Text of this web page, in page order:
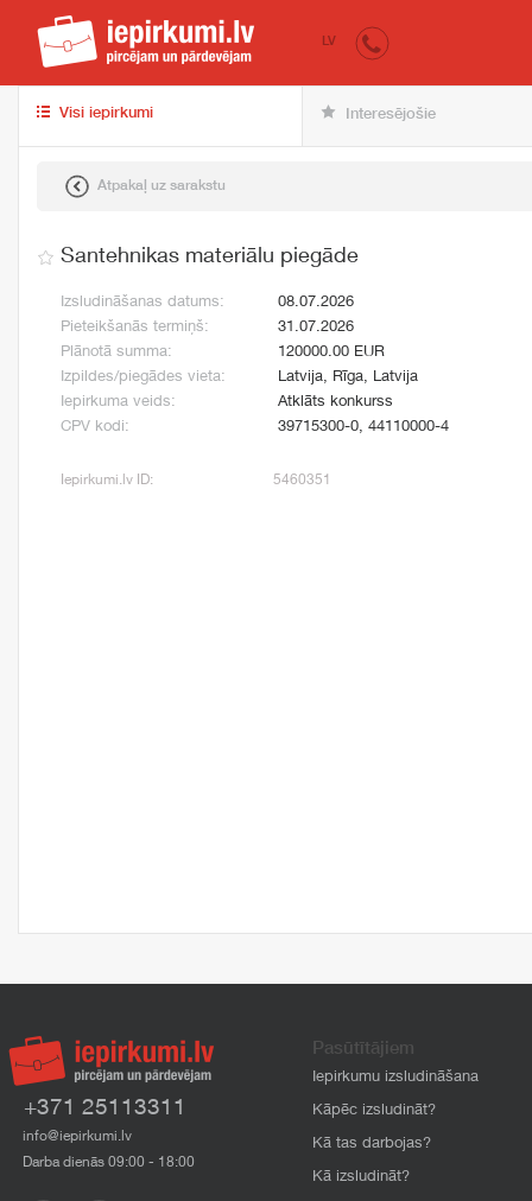
iepirkumi.lv
LV
Visi iepirkumi Interesējošie
Atpakaļ uz sarakstu
Santehnikas materiālu piegāde
Izsludināšanas datums:
08.07.2026
Pieteikšanās termiņš:
31.07.2026
Plānotā summa:
120000.00 EUR
Izpildes/piegādes vieta:
Latvija, Rīga, Latvija
Iepirkuma veids:
Atklāts konkurss
CPV kodi:
39715300-0, 44110000-4
Iepirkumi.lv ID: 5460351
+371 25113311
info@iepirkumi.lv
Darba dienās 09:00 - 18:00
Pasūtītājiem
Iepirkumu izsludināšana
Kāpēc izsludināt?
Kā tas darbojas?
Kā izsludināt?